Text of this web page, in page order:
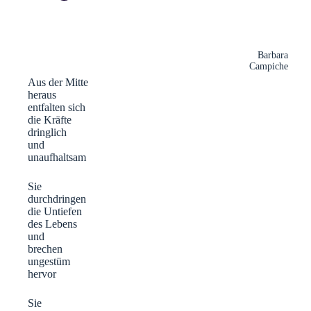
Barbara
Campiche
Aus der Mitte
heraus
entfalten sich
die Kräfte
dringlich
und
unaufhaltsam
Sie
durchdringen
die Untiefen
des Lebens
und
brechen
ungestüm
hervor
Sie